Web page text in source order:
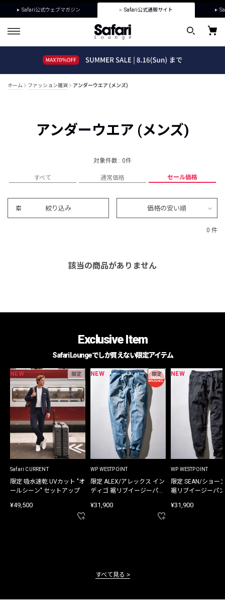
Safari公式ウェブマガジン Safari公式通販サイト
ホーム ファッション雑貨 アンダーウエア (メンズ)
アンダーウエア (メンズ)
対象件数 : 0件
すべて 通常価格 セール価格
絞り込み 価格の安い順
0 件
該当の商品がありません
Exclusive Item
Safari Loungeでしか買えない限定アイテム
NEW 限定
Safari CURRENT
限定 吸水速乾 UVカット "オ
ールシーン" セットアップ
¥49,500
NEW 限定
WP WESTPOINT
限定 ALEX/アレックス イン
ディゴ 裾リブイージーパン
¥31,900
NEW
WP WESTPOINT
限定 SEAN/ショー
裾リブイージーパ
¥31,900
すべて見る